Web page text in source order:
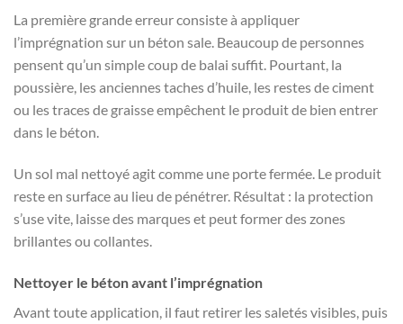
La première grande erreur consiste à appliquer
l’imprégnation sur un béton sale. Beaucoup de personnes
pensent qu’un simple coup de balai suffit. Pourtant, la
poussière, les anciennes taches d’huile, les restes de ciment
ou les traces de graisse empêchent le produit de bien entrer
dans le béton.
Un sol mal nettoyé agit comme une porte fermée. Le produit
reste en surface au lieu de pénétrer. Résultat : la protection
s’use vite, laisse des marques et peut former des zones
brillantes ou collantes.
Nettoyer le béton avant l’imprégnation
Avant toute application, il faut retirer les saletés visibles, puis